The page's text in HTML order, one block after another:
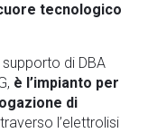
tecnologico
di DBA
è l’impianto per
di
l’elettrolisi